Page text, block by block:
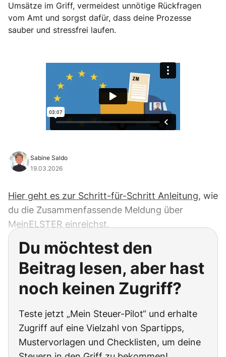
Umsätze im Griff, vermeidest unnötige Rückfragen
vom Amt und sorgst dafür, dass deine Prozesse
sauber und stressfrei laufen.
Sabine Saldo
19.03.2026
Hier geht es zur Schritt-für-Schritt Anleitung, wie
du die Zusammenfassende Meldung über
MeinELSTER einreichst.
Du möchtest den
Beitrag lesen, aber hast
noch keinen Zugriff?
Teste jetzt „Mein Steuer-Pilot“ und erhalte
Zugriff auf eine Vielzahl von Spartipps,
Mustervorlagen und Checklisten, um deine